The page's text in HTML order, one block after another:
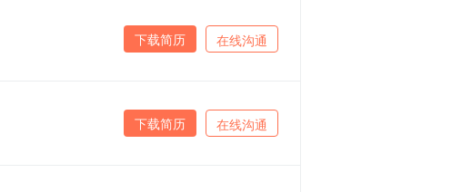
在线沟通
下载简历
在线沟通
下载简历